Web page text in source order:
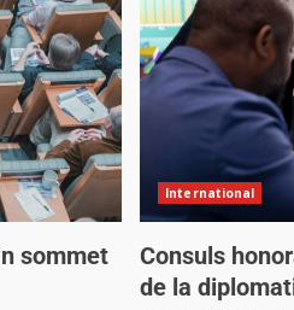
sommet
International
Consuls
de la